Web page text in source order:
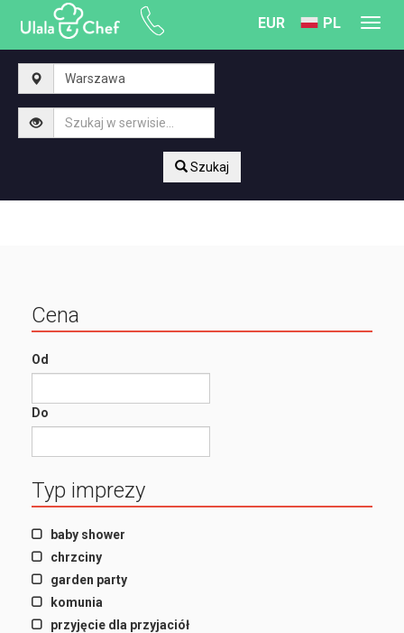
PL
EUR
Szukaj
Cena
Od
Do
Typ imprezy
baby shower
chrzciny
garden party
komunia
przyjęcie dla przyjaciół